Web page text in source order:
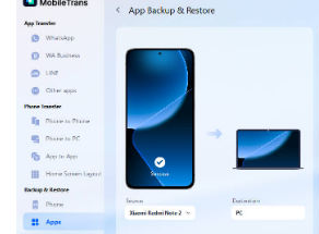
Backup &
عمل نسخ احتياطي الهاتف وبيانات WhatsApp
على الكمبيوتر، واستعادتها بسهولة
Playlist Transfer
نقل قوائم تشغيل الموسيقى من خدمة بث إلى